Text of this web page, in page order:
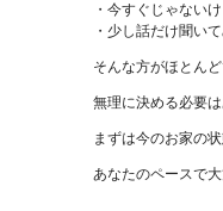
・今すぐじゃない
・少し話だけ聞い
そんな方がほとんど
無理に決める必要は
まずは今のお家の
あなたのペースで大